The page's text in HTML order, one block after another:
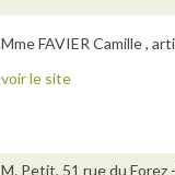
Mme FAVIER Camille ,
voir le site
M. Petit, 51 rue du Forez